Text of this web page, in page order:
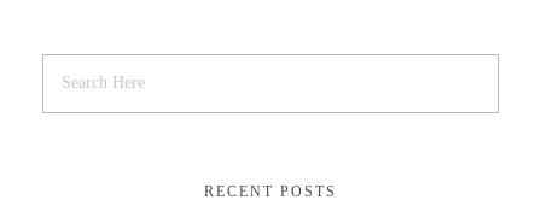
RECENT POSTS